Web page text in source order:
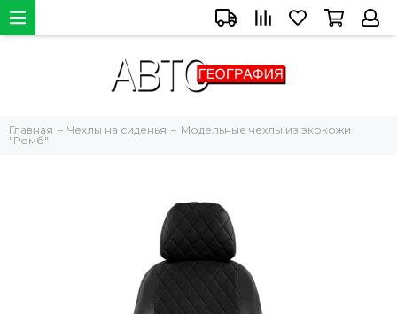
Главная Чехлы на сиденья
Модельные чехлы из экокожи
"Ромб"